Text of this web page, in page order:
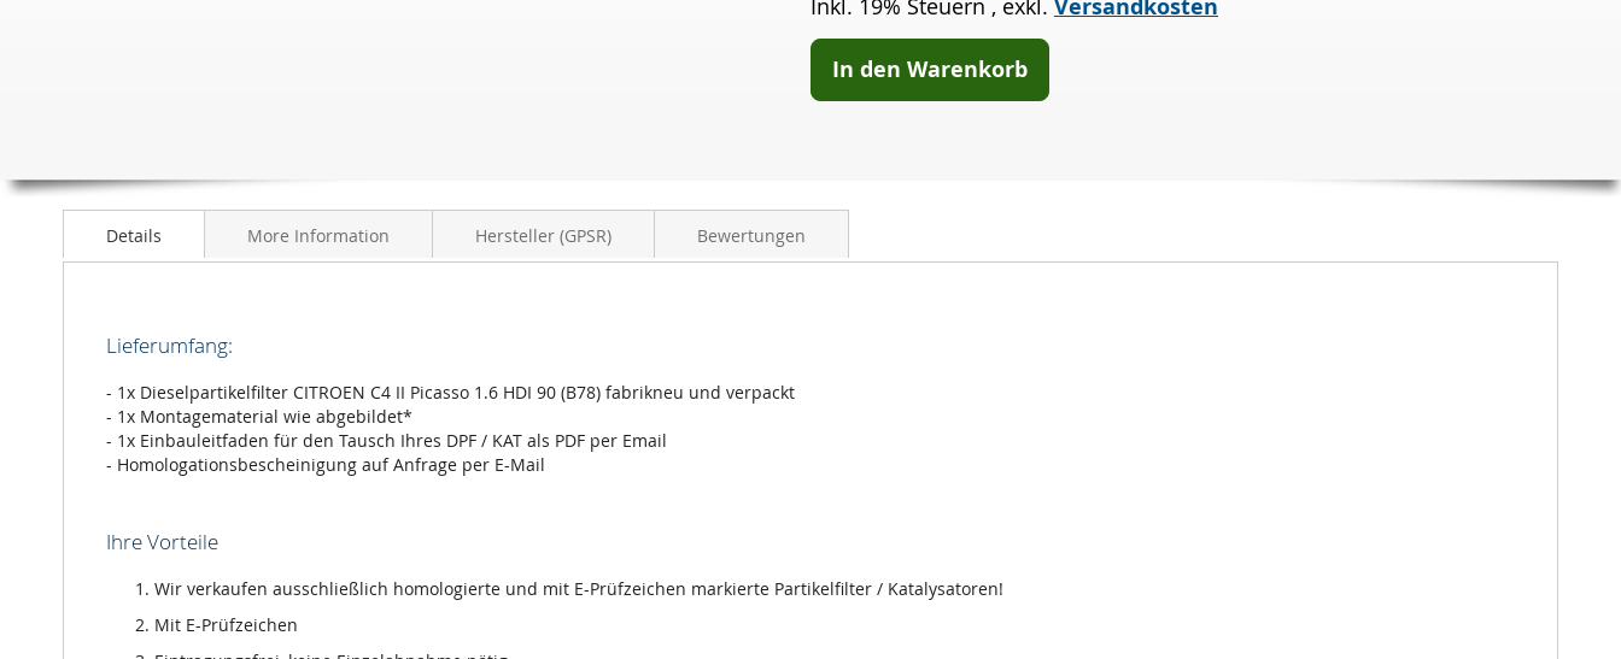
HDI
(B78)
Inkl. 19% Steuern , exkl. Versandkosten
In den Warenkorb
Details More Information Hersteller (GPSR) Bewertungen
Lieferumfang:
- 1x Dieselpartikelfilter CITROEN C4 II Picasso 1.6 HDI 90 (B78) fabrikneu und verpackt
- 1x Montagematerial wie abgebildet*
- 1x Einbauleitfaden für den Tausch Ihres DPF / KAT als PDF per Email
- Homologationsbescheinigung auf Anfrage per E-Mail
Ihre Vorteile
Wir verkaufen ausschließlich homologierte und mit E-Prüfzeichen markierte Partikelfilter / Katalysatoren!
Mit E-Prüfzeichen